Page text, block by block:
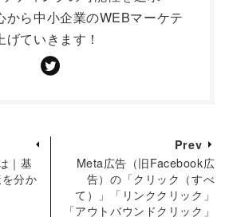
から中小企業のWEBマーケテ
ていきます！
｜基
分か
Prev
Meta広告（旧Facebook広
告）の「クリック（すべ
て）」「リンククリック」
「アウトバウンドクリック」